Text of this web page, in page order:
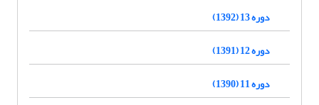
دوره 13 (1392)
دوره 12 (1391)
دوره 11 (1390)